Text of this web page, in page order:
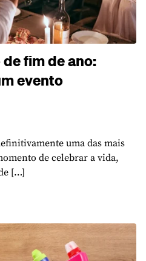
fim de ano:
evento
uma das mais
de celebrar a vida,
[…]